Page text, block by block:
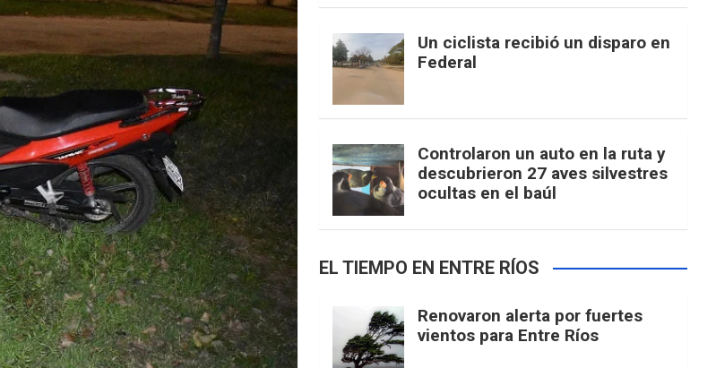
Un ciclista recibió un disparo en
Federal
Controlaron un auto en la ruta y
descubrieron 27 aves silvestres
ocultas en el baúl
EL TIEMPO EN ENTRE RÍOS
Renovaron alerta por fuertes
vientos para Entre Ríos